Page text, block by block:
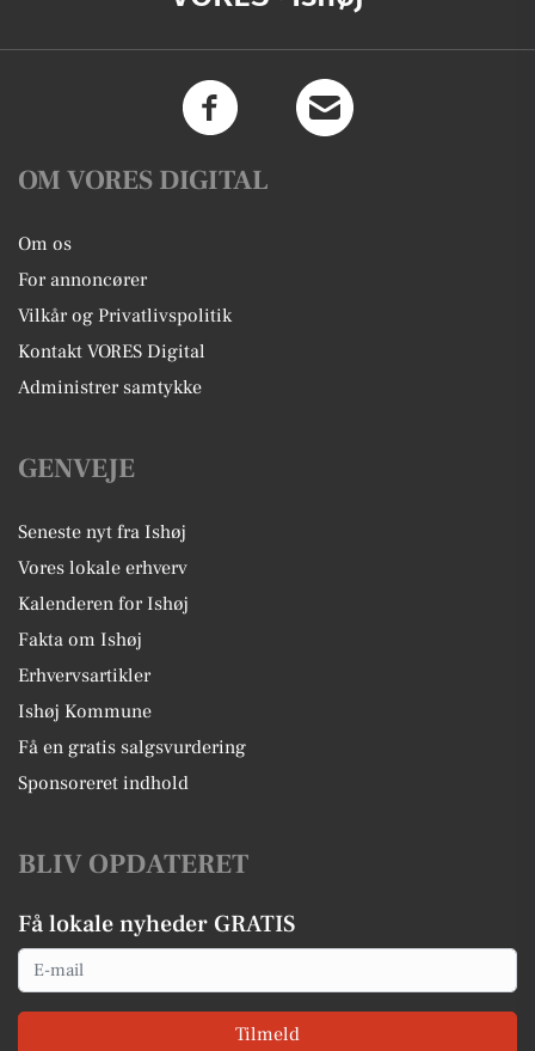
OM VORES DIGITAL
Om os
For annoncører
Vilkår og Privatlivspolitik
Kontakt VORES Digital
Administrer samtykke
GENVEJE
Seneste nyt fra Ishøj
Vores lokale erhverv
Kalenderen for Ishøj
Fakta om Ishøj
Erhvervsartikler
Ishøj Kommune
Få en gratis salgsvurdering
Sponsoreret indhold
BLIV OPDATERET
Få lokale nyheder GRATIS
Email
Tilmeld